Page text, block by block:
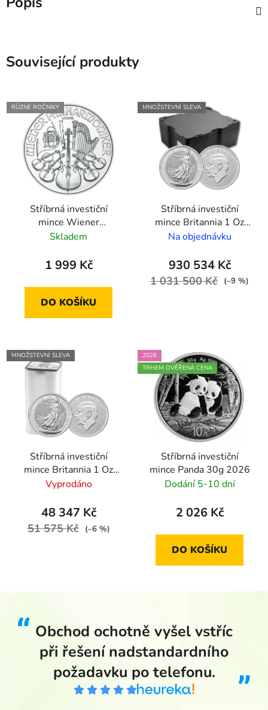
Související produkty
RŮZNÉ ROČNÍKY
Stříbrná investiční
mince Wiener
Philharmoniker 1 Oz
Skladem
1 999 Kč
DO KOŠÍKU
MNOŽSTEVNÍ SLEVA
Stříbrná investiční
mince Britannia 1 Oz
(500ks)
Na objednávku
930 534 Kč
1 031 500 Kč (–9 %)
MNOŽSTEVNÍ SLEVA
Stříbrná investiční
mince Britannia 1 Oz
(25ks)
Vyprodáno
48 347 Kč
51 575 Kč (–6 %)
2026
TRHEM OVĚŘENÁ CENA
Stříbrná investiční
mince Panda 30g 2026
Dodání 5-10 dní
2 026 Kč
DO KOŠÍKU
Obchod ochotně vyšel vstříc
při řešení nadstandardního
požadavku po telefonu.